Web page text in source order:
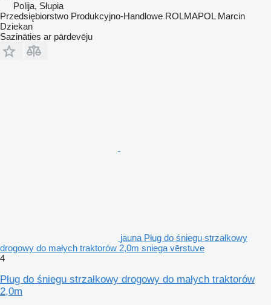
Polija, Słupia
Przedsiębiorstwo Produkcyjno-Handlowe ROLMAPOL Marcin
Dziekan
Sazināties ar pārdevēju
jauna Pług do śniegu strzałkowy
drogowy do małych traktorów 2,0m sniega vērstuve
4
Pług do śniegu strzałkowy drogowy do małych traktorów
2,0m